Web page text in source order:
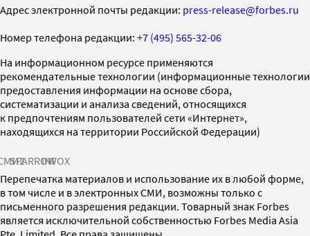
Адрес электронной почты редакции: press-release@forbes.ru
Номер телефона редакции: +7 (495) 565-32-06
На информационном ресурсе применяются
рекомендательные технологии (информационные технологии
предоставления информации на основе сбора,
систематизации и анализа сведений, относящихся
к предпочтениям пользователей сети «Интернет»,
находящихся на территории Российской Федерации)
SPARROWINFOX
Перепечатка материалов и использование их в любой форме,
в том числе и в электронных СМИ, возможны только с
письменного разрешения редакции. Товарный знак Forbes
является исключительной собственностью Forbes Media Asia